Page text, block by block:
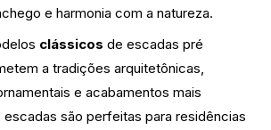
e harmonia com a natureza.
clássicos de escadas pré
a tradições arquitetônicas,
e acabamentos mais
escadas são perfeitas para residências